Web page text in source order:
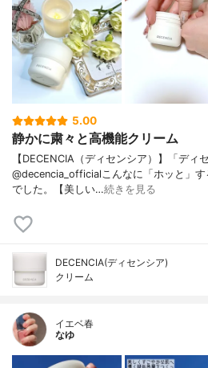
5.00
静かに粛々と高機能クリーム
【DECENCIA（ディセンシア）】「ディ
@decencia_officialこんなに「ホッと」
でした。【美しい…続きを見る
DECENCIA(ディセンシア)
クリーム
イエベ春
なゆ